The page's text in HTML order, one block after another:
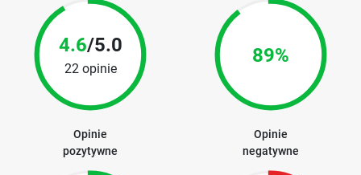
4.6/5.0
22 opinie
89%
Opinie
pozytywne
Opinie
negatywne